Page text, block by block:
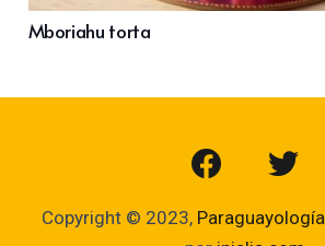
Mboriahu torta
Copyright © 2023, Paraguayología